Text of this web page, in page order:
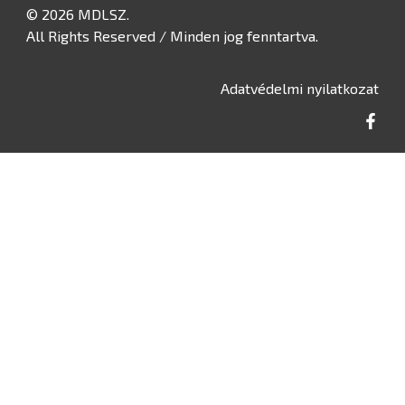
© 2026 MDLSZ.
All Rights Reserved / Minden jog fenntartva.
Adatvédelmi nyilatkozat